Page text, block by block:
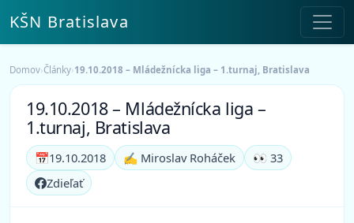
KŠN Bratislava
Domov›Články›19.10.2018 – Mládežnícka liga – 1.turnaj, Bratislava
19.10.2018 – Mládežnícka liga –
1.turnaj, Bratislava
📅19.10.2018 ✍️ Miroslav Roháček
👀 33
Zdieľať